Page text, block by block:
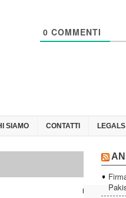
0 COMMENTI
SIAMO CONTATTI